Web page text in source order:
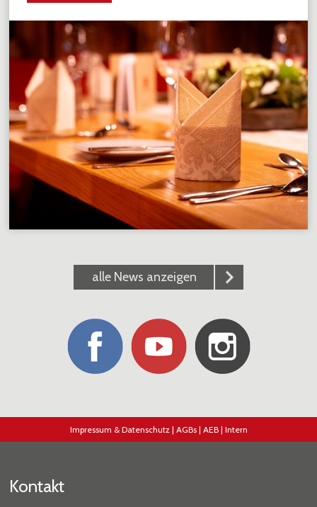
alle News anzeigen
Impressum & Datenschutz| AGBs| AEB| Intern
Kontakt